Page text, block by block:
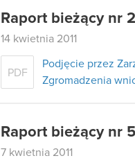
Raport bieżący nr
14 kwietnia 2011
PDF
Podjęcie przez
Zgromadzenia
Raport bieżący nr
7 kwietnia 2011